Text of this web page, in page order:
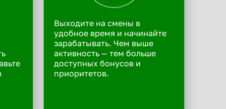
Выходите на смены в
удобное время и начинайте
зарабатывать. Чем выше
активность — тем больше
доступных бонусов и
приоритетов.